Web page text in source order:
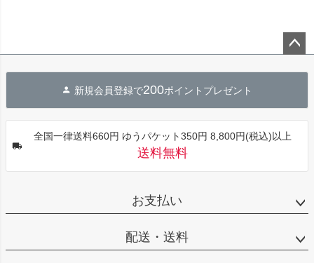
へ
新規会員登録で200ポイントプレゼント
全国一律送料660円 ゆうパケット350円 8,800円(税込)以上
送料無料
お支払い
配送・送料